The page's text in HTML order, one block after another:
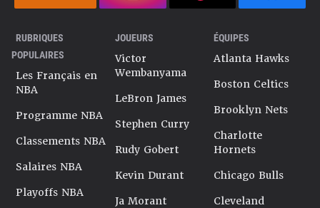
RUBRIQUES
POPULAIRES
Les Français en
NBA
Programme NBA
Classements NBA
Salaires NBA
Playoffs NBA
JOUEURS
Victor
Wembanyama
LeBron James
Stephen Curry
Rudy Gobert
Kevin Durant
Ja Morant
ÉQUIPES
Atlanta Hawks
Boston Celtics
Brooklyn Nets
Charlotte
Hornets
Chicago Bulls
Cleveland